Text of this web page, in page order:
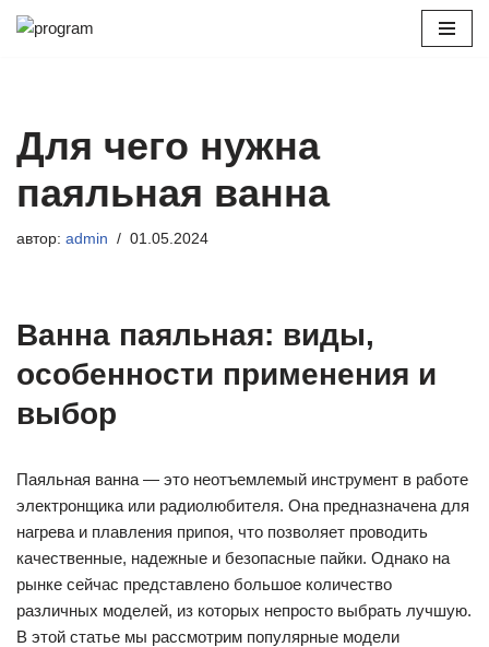
Для чего нужна
паяльная ванна
автор: admin 01.05.2024
Ванна паяльная: виды,
особенности применения и
выбор
Паяльная ванна — это неотъемлемый инструмент в работе
электронщика или радиолюбителя. Она предназначена для
нагрева и плавления припоя, что позволяет проводить
качественные, надежные и безопасные пайки. Однако на
рынке сейчас представлено большое количество
различных моделей, из которых непросто выбрать лучшую.
В этой статье мы рассмотрим популярные модели